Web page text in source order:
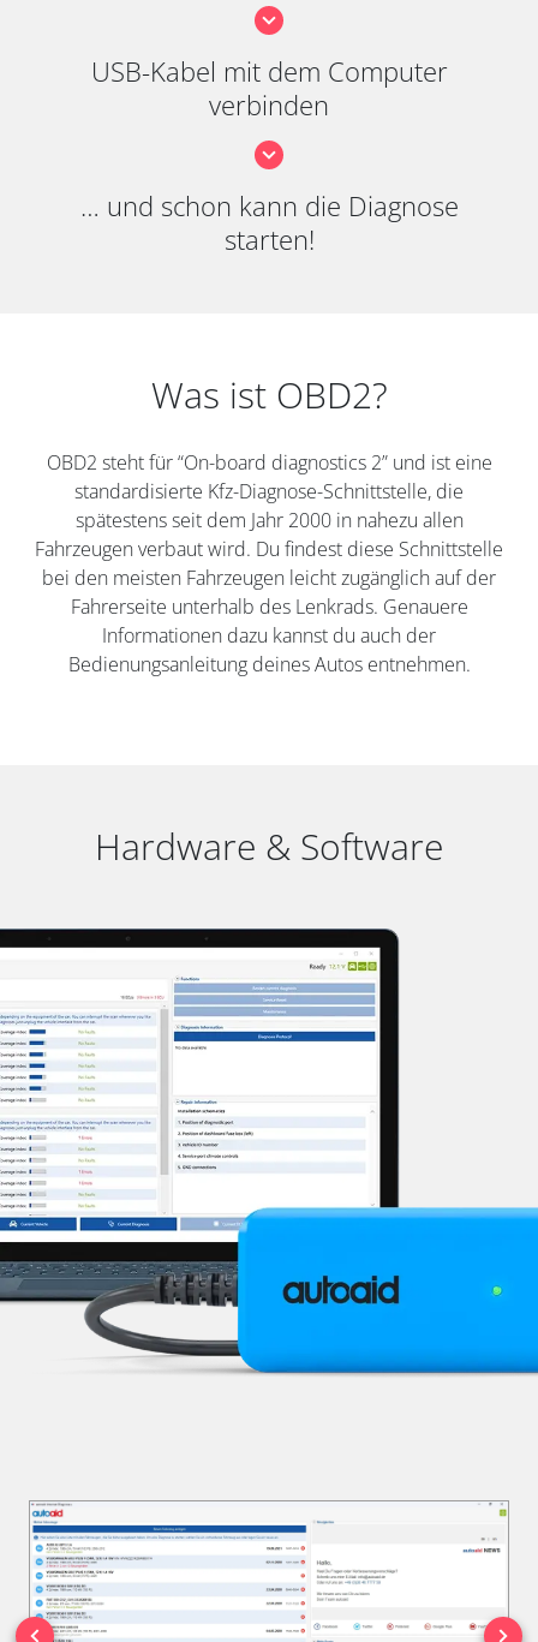
USB-Kabel mit dem Computer
verbinden
… und schon kann die Diagnose
starten!
Was ist OBD2?
OBD2 steht für “On-board diagnostics 2” und ist eine
standardisierte Kfz-Diagnose-Schnittstelle, die
spätestens seit dem Jahr 2000 in nahezu allen
Fahrzeugen verbaut wird. Du findest diese Schnittstelle
bei den meisten Fahrzeugen leicht zugänglich auf der
Fahrerseite unterhalb des Lenkrads. Genauere
Informationen dazu kannst du auch der
Bedienungsanleitung deines Autos entnehmen.
Hardware & Software